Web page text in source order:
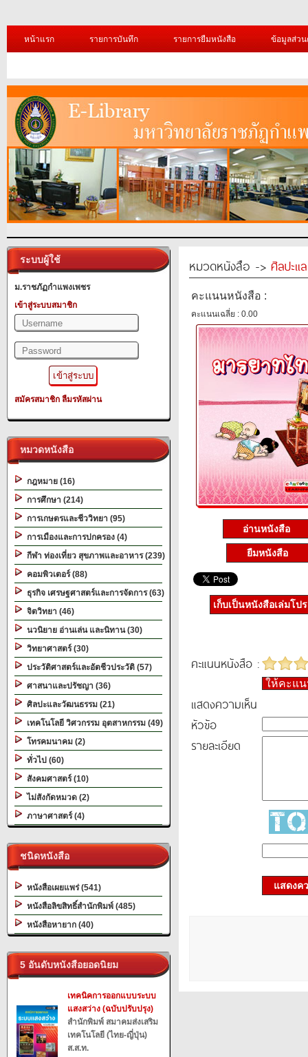
หน้าแรก รายการบันทึก รายการยืมหนังสือ ข้อมูลส่ว
ระบบผู้ใช้
ม.ราชภัฏกำแพงเพชร
เข้าสู่ระบบสมาชิก
สมัครสมาชิก ลืมรหัสผ่าน
หมวดหนังสือ
กฎหมาย (16)
การศึกษา (214)
การเกษตรและชีววิทยา (95)
การเมืองและการปกครอง (4)
กีฬา ท่องเที่ยว สุขภาพและอาหาร (239)
คอมพิวเตอร์ (88)
ธุรกิจ เศรษฐศาสตร์และการจัดการ (63)
จิตวิทยา (46)
นวนิยาย อ่านเล่น และนิทาน (30)
วิทยาศาสตร์ (30)
ประวัติศาสตร์และอัตชีวประวัติ (57)
ศาสนาและปรัชญา (36)
ศิลปะและวัฒนธรรม (21)
เทคโนโลยี วิศวกรรม อุตสาหกรรม (49)
โทรคมนาคม (2)
ทั่วไป (60)
สังคมศาสตร์ (10)
ไม่สังกัดหมวด (2)
ภาษาศาสตร์ (4)
ชนิดหนังสือ
หนังสือเผยแพร่ (541)
หนังสือลิขสิทธิ์สำนักพิมพ์ (485)
หนังสือหายาก (40)
5 อันดับหนังสือยอดนิยม
เทคนิคการออกแบบระบบ
แสงสว่าง (ฉบับปรับปรุง)
สำนักพิมพ์ สมาคมส่งเสริม
เทคโนโลยี (ไทย-ญี่ปุ่น)
ส.ส.ท.
หมวดหนังสือ -> ศิลปะแ
คะแนนหนังสือ :
คะแนนเฉลี่ย : 0.00
อ่านหนังสือ
ยืมหนังสือ
เก็บเป็นหนังสือเล่มโป
คะแนนหนังสือ :
ให้คะแ
แสดงความเห็น
หัวข้อ
รายละเอียด
แสดงค